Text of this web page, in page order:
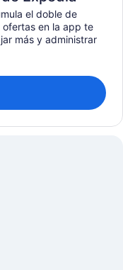
el doble de
en la app te
más y administrar